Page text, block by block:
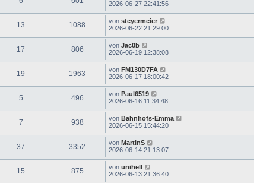
2026-06-27 22:41:56
13 1088 von steyermeier
2026-06-22 21:29:00
17 806 von Jac0b
2026-06-19 12:38:08
19 1963 von FM130D7FA
2026-06-17 18:00:42
5 496 von Paul6519
2026-06-16 11:34:48
7 938 von Bahnhofs-Emma
2026-06-15 15:44:20
37 3352 von MartinS
2026-06-14 21:13:07
15 875 von unihell
2026-06-13 21:36:40